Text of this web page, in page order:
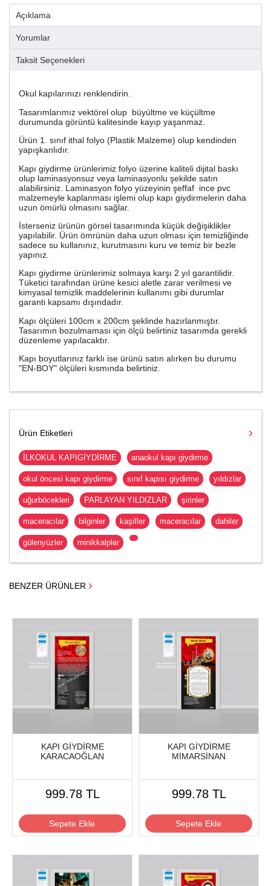
Açıklama
Yorumlar
Taksit Seçenekleri
Okul kapılarınızı renklendirin.
Tasarımlarımız vektörel olup büyültme ve küçültme
durumunda görüntü kalitesinde kayıp yaşanmaz.
Ürün 1. sınıf ithal folyo (Plastik Malzeme) olup kendinden
yapışkanlıdır.
Kapı giydirme ürünlerimiz folyo üzerine kaliteli dijital baskı
olup laminasyonsuz veya laminasyonlu şekilde satın
alabilirsiniz. Laminasyon folyo yüzeyinin şeffaf ince pvc
malzemeyle kaplanması işlemi olup kapı giydirmelerin daha
uzun ömürlü olmasını sağlar.
İsterseniz ürünün görsel tasarımında küçük değişiklikler
yapılabilir. Ürün ömrünün daha uzun olması için temizliğinde
sadece su kullanınız, kurutmasını kuru ve temiz bir bezle
yapınız.
Kapı giydirme ürünlerimiz solmaya karşı 2 yıl garantilidir.
Tüketici tarafından ürüne kesici aletle zarar verilmesi ve
kimyasal temizlik maddelerinin kullanımı gibi durumlar
garanti kapsamı dışındadır.
Kapı ölçüleri 100cm x 200cm şeklinde hazırlanmıştır.
Tasarımın bozulmaması için ölçü belirtiniz tasarımda gerekli
düzenleme yapılacaktır.
Kapı boyutlarınız farklı ise ürünü satın alırken bu durumu
"EN-BOY" ölçüleri kısmında belirtiniz.
Ürün Etiketleri
İLKOKUL KAPIGİYDİRME anaokul kapı giydirme
okul öncesi kapı giydirme sınıf kapısı giydirme yıldızlar
uğurböcekleri PARLAYAN YILDIZLAR şirinler
maceracılar bilginler kaşifler maceracılar dahiler
gülenyüzler minikkalpler
BENZER ÜRÜNLER
KAPI GİYDİRME
KARACAOĞLAN
999.78 TL
Sepete Ekle
KAPI GİYDİRME
MİMARSİNAN
999.78 TL
Sepete Ekle